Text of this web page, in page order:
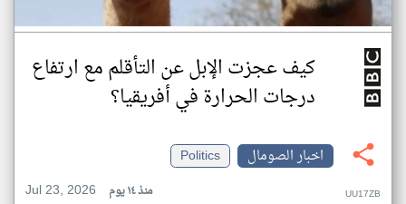
كيف عجزت الإبل عن التأقلم مع ارتفاع
درجات الحرارة في أفريقيا؟
اخبار الصومال
Politics
Jul 23, 2026
منذ ١٤ يوم UU17ZB